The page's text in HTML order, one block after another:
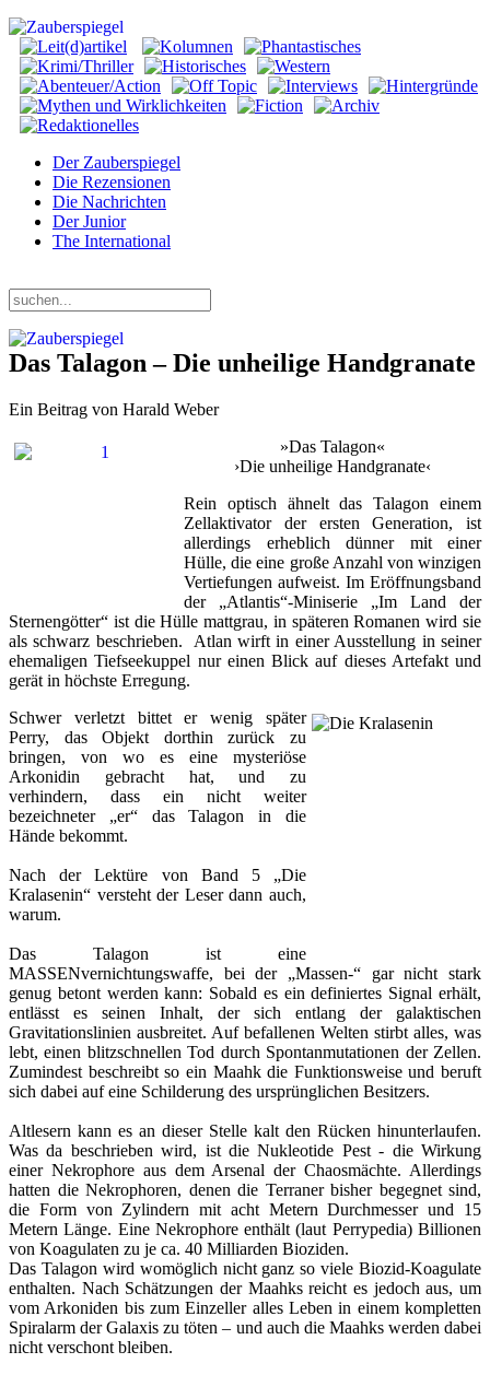
Der Zauberspiegel
Die Rezensionen
Die Nachrichten
Der Junior
The International
Das Talagon – Die unheilige Handgranate
Ein Beitrag von Harald Weber
»Das Talagon«
›Die unheilige Handgranate‹
Rein optisch ähnelt das Talagon einem
Zellaktivator der ersten Generation, ist
allerdings erheblich dünner mit einer
Hülle, die eine große Anzahl von winzigen
Vertiefungen aufweist. Im Eröffnungsband
der „Atlantis“-Miniserie „Im Land der
Sternengötter“ ist die Hülle mattgrau, in späteren Romanen wird sie
als schwarz beschrieben. Atlan wirft in einer Ausstellung in seiner
ehemaligen Tiefseekuppel nur einen Blick auf dieses Artefakt und
gerät in höchste Erregung.
Schwer verletzt bittet er wenig später
Perry, das Objekt dorthin zurück zu
bringen, von wo es eine mysteriöse
Arkonidin gebracht hat, und zu
verhindern, dass ein nicht weiter
bezeichneter „er“ das Talagon in die
Hände bekommt.
Nach der Lektüre von Band 5 „Die
Kralasenin“ versteht der Leser dann auch,
warum.
Das Talagon ist eine
MASSENvernichtungswaffe, bei der „Massen-“ gar nicht stark
genug betont werden kann: Sobald es ein definiertes Signal erhält,
entlässt es seinen Inhalt, der sich entlang der galaktischen
Gravitationslinien ausbreitet. Auf befallenen Welten stirbt alles, was
lebt, einen blitzschnellen Tod durch Spontanmutationen der Zellen.
Zumindest beschreibt so ein Maahk die Funktionsweise und beruft
sich dabei auf eine Schilderung des ursprünglichen Besitzers.
Altlesern kann es an dieser Stelle kalt den Rücken hinunterlaufen.
Was da beschrieben wird, ist die Nukleotide Pest - die Wirkung
einer Nekrophore aus dem Arsenal der Chaosmächte. Allerdings
hatten die Nekrophoren, denen die Terraner bisher begegnet sind,
die Form von Zylindern mit acht Metern Durchmesser und 15
Metern Länge. Eine Nekrophore enthält (laut Perrypedia) Billionen
von Koagulaten zu je ca. 40 Milliarden Bioziden.
Das Talagon wird womöglich nicht ganz so viele Biozid-Koagulate
enthalten. Nach Schätzungen der Maahks reicht es jedoch aus, um
vom Arkoniden bis zum Einzeller alles Leben in einem kompletten
Spiralarm der Galaxis zu töten – und auch die Maahks werden dabei
nicht verschont bleiben.